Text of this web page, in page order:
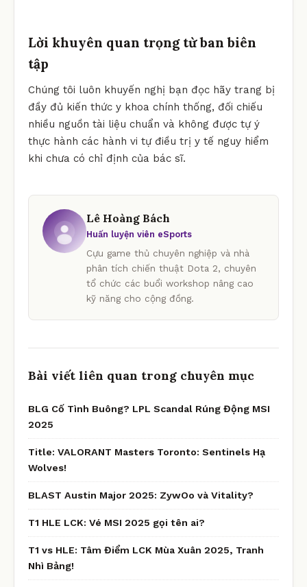
Lời khuyên quan trọng từ ban biên
tập
Chúng tôi luôn khuyến nghị bạn đọc hãy trang bị
đầy đủ kiến thức y khoa chính thống, đối chiếu
nhiều nguồn tài liệu chuẩn và không được tự ý
thực hành các hành vi tự điều trị y tế nguy hiểm
khi chưa có chỉ định của bác sĩ.
Lê Hoàng Bách
Huấn luyện viên eSports
Cựu game thủ chuyên nghiệp và nhà
phân tích chiến thuật Dota 2, chuyên
tổ chức các buổi workshop nâng cao
kỹ năng cho cộng đồng.
Bài viết liên quan trong chuyên mục
BLG Cố Tình Buông? LPL Scandal Rúng Động MSI
2025
Title: VALORANT Masters Toronto: Sentinels Hạ
Wolves!
BLAST Austin Major 2025: ZywOo và Vitality?
T1 HLE LCK: Vé MSI 2025 gọi tên ai?
T1 vs HLE: Tâm Điểm LCK Mùa Xuân 2025, Tranh
Nhì Bảng!